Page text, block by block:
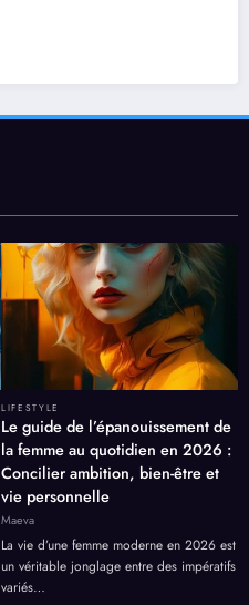
LIFESTYLE
Le guide de l’épanouissement de
la femme au quotidien en 2026 :
Concilier ambition, bien-être et
vie personnelle
Maeva
La vie d’une femme moderne en 2026 est
un véritable jonglage entre des impératifs
variés…